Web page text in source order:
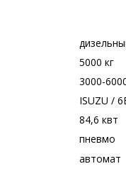
5000 кг
3000-
ISUZU /
84,6 квт
пневмо
автомат